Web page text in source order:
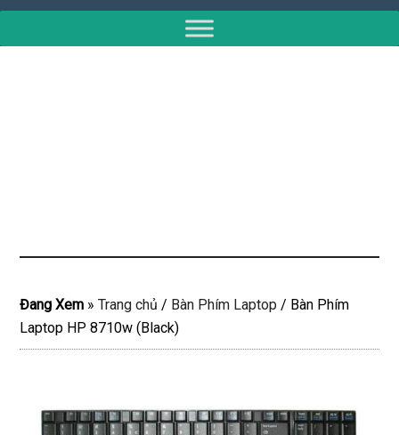
Đang Xem »Trang chủ / Bàn Phím Laptop / Bàn Phím
Laptop HP 8710w (Black)